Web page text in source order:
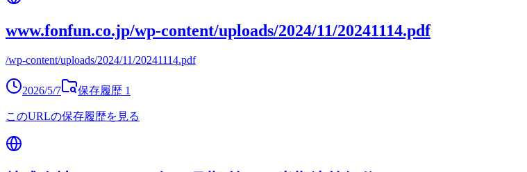
www.fonfun.co.jp/wp-content/uploads/2024/11/20241114.pdf
/wp-content/uploads/2024/11/20241114.pdf
2026/5/7 保存履歴 1
このURLの保存履歴を見る